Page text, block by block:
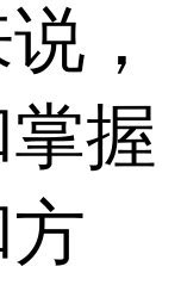
，
握